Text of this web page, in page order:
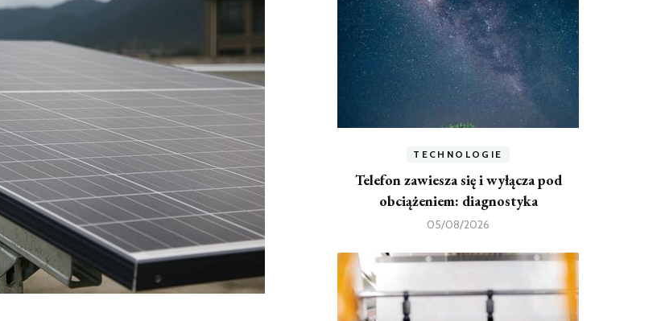
TECHNOLOGIE
Telefon zawiesza się i wyłącza pod
obciążeniem: diagnostyka
05/08/2026